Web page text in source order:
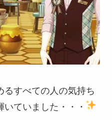
るすべての人の気持ち
ていました・・・